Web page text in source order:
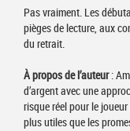
Pas vraiment. Les
pièges de lecture, aux
du retrait.
À propos de l’auteur:
d’argent avec une
risque réel pour le
plus utiles que les